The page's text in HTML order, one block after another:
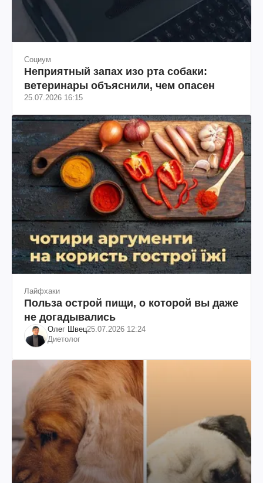
Социум
Неприятный запах изо рта собаки:
ветеринары объяснили, чем опасен
25.07.2026 16:15
Лайфхаки
Польза острой пищи, о которой вы даже
не догадывались
Олег Швец25.07.2026 12:24
Диетолог